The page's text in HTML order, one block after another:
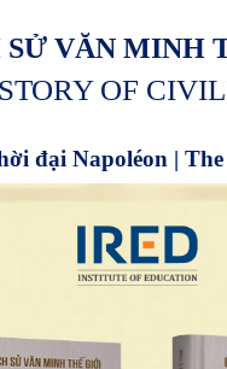
VĂN MINH
OF
đại Napoléon |